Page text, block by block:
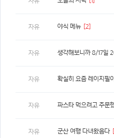
자유 야식 메뉴 [2]
자유
자유 확실히 요즘 레이지필
자유 파스타 먹으려고 주문
자유 군산 여행 다녀왔음다